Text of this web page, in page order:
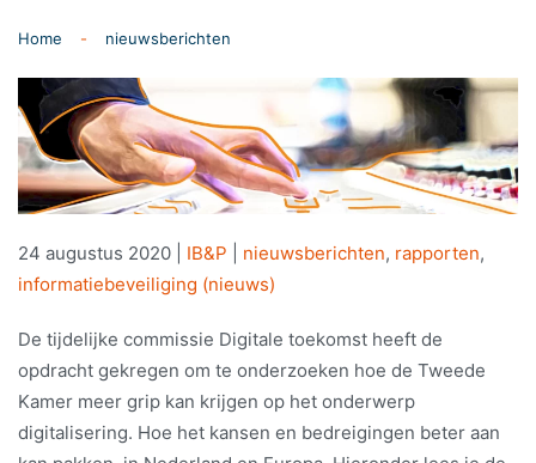
Home nieuwsberichten
24 augustus 2020 IB&P nieuwsberichten, rapporten,
informatiebeveiliging (nieuws)
De tijdelijke commissie Digitale toekomst heeft de
opdracht gekregen om te onderzoeken hoe de Tweede
Kamer meer grip kan krijgen op het onderwerp
digitalisering. Hoe het kansen en bedreigingen beter aan